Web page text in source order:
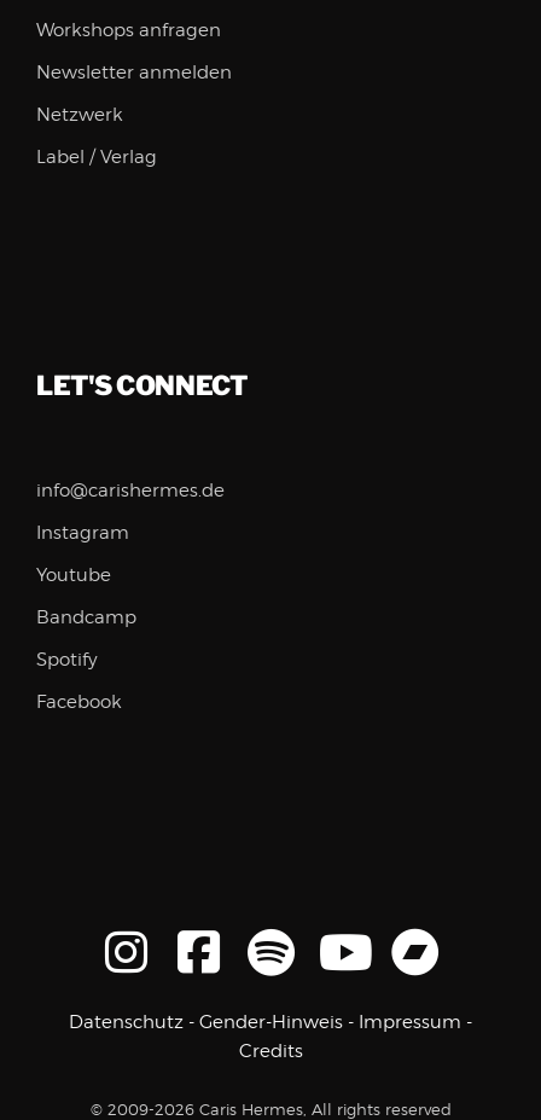
Workshops anfragen
Newsletter anmelden
Netzwerk
Label / Verlag
LET'S CONNECT
info@carishermes.de
Instagram
Youtube
Bandcamp
Spotify
Facebook
Datenschutz - Gender-Hinweis - Impressum -
Credits
© 2009-2026 Caris Hermes, All rights reserved